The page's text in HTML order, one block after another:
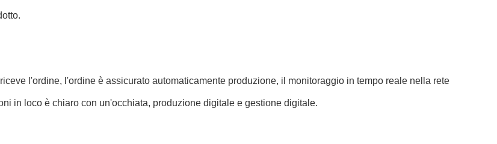
l'ordine, l'ordine è assicurato automaticamente produzione, il monitoraggio in tempo reale nella rete
in loco è chiaro con un'occhiata, produzione digitale e gestione digitale.